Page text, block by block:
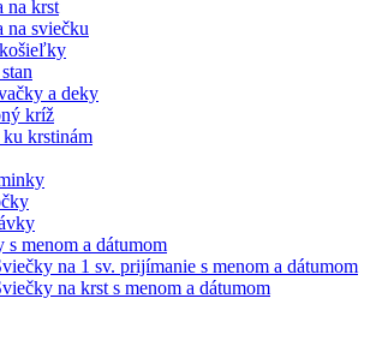
na krst
na sviečku
a deky
kríž
krstinám
s menom a dátumom
na 1 sv. prijímanie s menom a dátumom
na krst s menom a dátumom